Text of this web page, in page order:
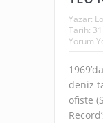
Yazar:
Tarih:
Yorum
deniz
ofiste